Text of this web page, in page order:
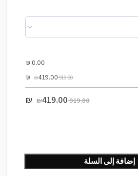
0.00
₪
919.00 ₪
419.00
₪
919.00 ₪
419.00
₪
إضافة إلى السلة